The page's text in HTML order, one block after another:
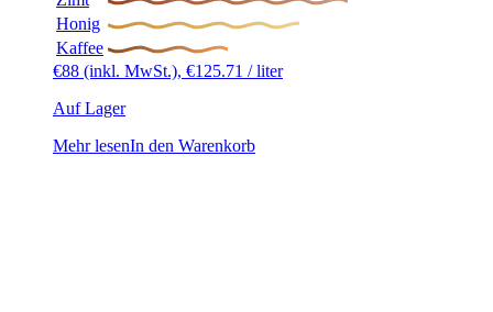
Honig
Kaffee
€88 (inkl. MwSt.), €125.71 / liter
Auf Lager
Mehr lesenIn den Warenkorb